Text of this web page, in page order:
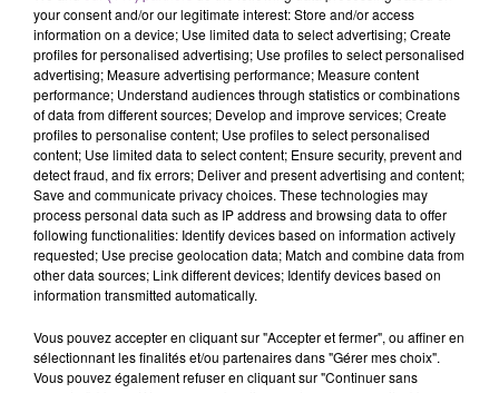
LE MAGASIN JOUÉCLUB DE REIMS FERME
SES PORTES
C'était l'une des institutions du centre-ville
rémois. Le magasin JouéClub est contraint de
fermer ses portes.
TITRES DIFFUSÉS
9h50
9h50
your consent and/or our legitimate interest: Store and/or access
information on a device; Use limited data to select advertising; Create
profiles for personalised advertising; Use profiles to select personalised
advertising; Measure advertising performance; Measure content
performance; Understand audiences through statistics or combinations
of data from different sources; Develop and improve services; Create
profiles to personalise content; Use profiles to select personalised
content; Use limited data to select content; Ensure security, prevent and
detect fraud, and fix errors; Deliver and present advertising and content;
Save and communicate privacy choices. These technologies may
process personal data such as IP address and browsing data to offer
following functionalities: Identify devices based on information actively
requested; Use precise geolocation data; Match and combine data from
other data sources; Link different devices; Identify devices based on
information transmitted automatically.
Vous pouvez accepter en cliquant sur "Accepter et fermer", ou affiner en
sélectionnant les finalités et/ou partenaires dans "Gérer mes choix".
Vous pouvez également refuser en cliquant sur "Continuer sans